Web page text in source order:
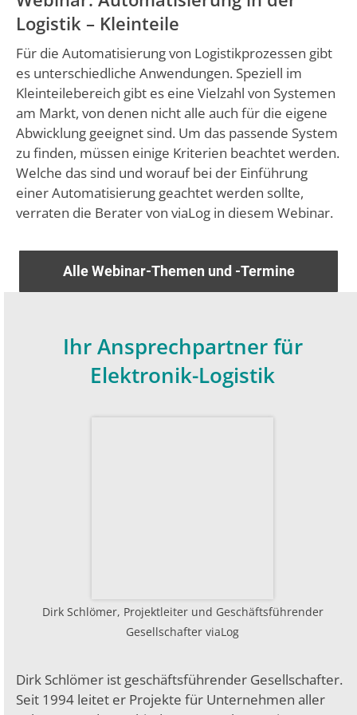
Logistik – Kleinteile
Für die Automatisierung von Logistikprozessen gibt
es unterschiedliche Anwendungen. Speziell im
Kleinteilebereich gibt es eine Vielzahl von Systemen
am Markt, von denen nicht alle auch für die eigene
Abwicklung geeignet sind. Um das passende System
zu finden, müssen einige Kriterien beachtet werden.
Welche das sind und worauf bei der Einführung
einer Automatisierung geachtet werden sollte,
verraten die Berater von viaLog in diesem Webinar.
Alle Webinar-Themen und -Termine
Ihr Ansprechpartner für
Elektronik-Logistik
Dirk Schlömer, Projektleiter und Geschäftsführender
Gesellschafter viaLog
Dirk Schlömer ist geschäftsführender Gesellschafter.
Seit 1994 leitet er Projekte für Unternehmen aller